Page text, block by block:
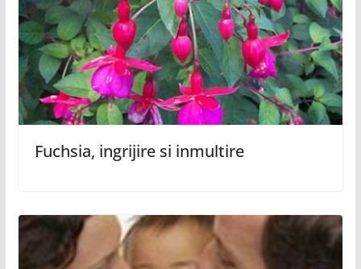
Fuchsia, ingrijire si inmultire